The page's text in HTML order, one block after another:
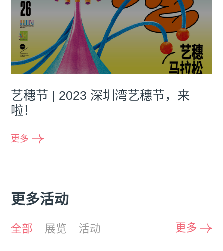
艺穗节 | 2023 深圳湾艺穗节，来
啦！
更多
更多活动
全部 展览 活动 更多